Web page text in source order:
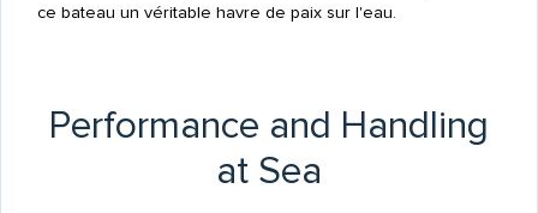
ce bateau un véritable havre de paix sur l'eau.
Performance and Handling
at Sea